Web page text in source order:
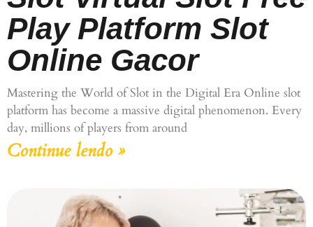
Play Platform Slot
Online Gacor
Mastering the World of Slot in the Digital Era Online slot
platform has become a massive digital phenomenon. Every
day, millions of players from around
Continue lendo »